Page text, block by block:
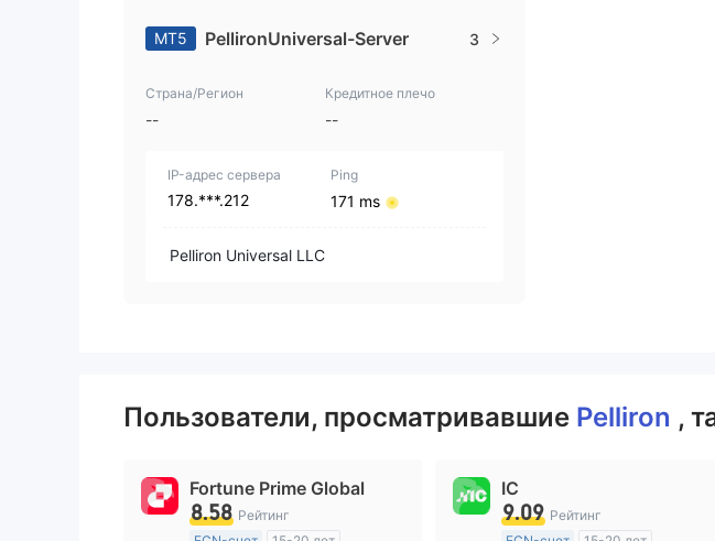
MT5 PellironUniversal-Server 3
Страна/Регион
--
Кредитное плечо
--
IP-адрес сервера
178.***.212
Ping
171 ms
Pelliron Universal LLC
Пользователи, просматривавшие Pelliron ,
Fortune Prime Global
8.58 Рейтинг
IC
9.09 Рейтинг